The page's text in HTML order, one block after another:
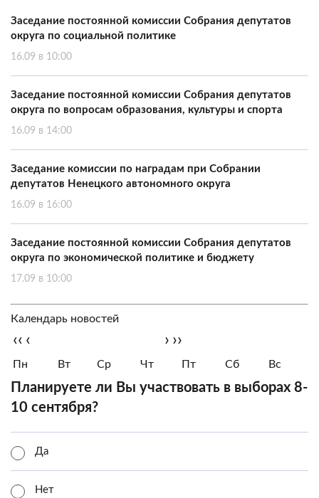
Заседание постоянной комиссии Собрания депутатов
округа по социальной политике
16.09 в 10:00
Заседание постоянной комиссии Собрания депутатов
округа по вопросам образования, культуры и спорта
16.09 в 14:00
Заседание комиссии по наградам при Собрании
депутатов Ненецкого автономного округа
16.09 в 16:00
Заседание постоянной комиссии Собрания депутатов
округа по экономической политике и бюджету
17.09 в 10:00
Календарь новостей
‹‹ ‹ › ››
Пн Вт Ср Чт Пт Сб Вс
Планируете ли Вы участвовать в выборах 8-
10 сентября?
Да
Нет